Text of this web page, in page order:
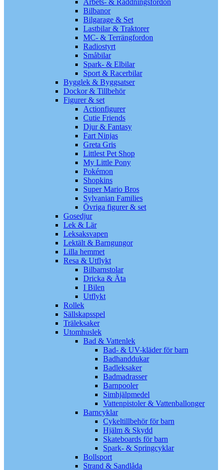
Arbets- & Räddningsfordon
Bilbanor
Bilgarage & Set
Lastbilar & Traktorer
MC- & Terrängfordon
Radiostyrt
Småbilar
Spark- & Elbilar
Sport & Racerbilar
Bygglek & Byggsatser
Dockor & Tillbehör
Figurer & set
Actionfigurer
Cutie Friends
Djur & Fantasy
Fart Ninjas
Greta Gris
Littlest Pet Shop
My Little Pony
Pokémon
Shopkins
Super Mario Bros
Sylvanian Families
Övriga figurer & set
Gosedjur
Lek & Lär
Leksaksvapen
Lektält & Barngungor
Lilla hemmet
Resa & Utflykt
Bilbarnstolar
Dricka & Äta
I Bilen
Utflykt
Rollek
Sällskapsspel
Träleksaker
Utomhuslek
Bad & Vattenlek
Bad- & UV-kläder för barn
Badhanddukar
Badleksaker
Badmadrasser
Barnpooler
Simhjälpmedel
Vattenpistoler & Vattenballonger
Barncyklar
Cykeltillbehör för barn
Hjälm & Skydd
Skateboards för barn
Spark- & Springcyklar
Bollsport
Strand & Sandlåda